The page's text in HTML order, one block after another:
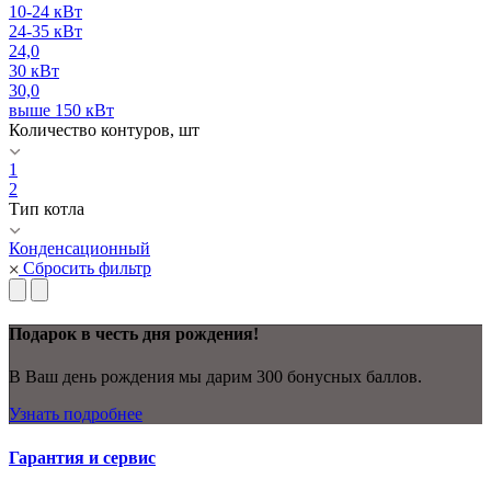
10-24 кВт
24-35 кВт
24,0
30 кВт
30,0
выше 150 кВт
Количество контуров, шт
1
2
Тип котла
Конденсационный
Сбросить фильтр
Подарок в честь дня рождения!
В Ваш день рождения мы дарим 300 бонусных баллов.
Узнать подробнее
Гарантия и сервис